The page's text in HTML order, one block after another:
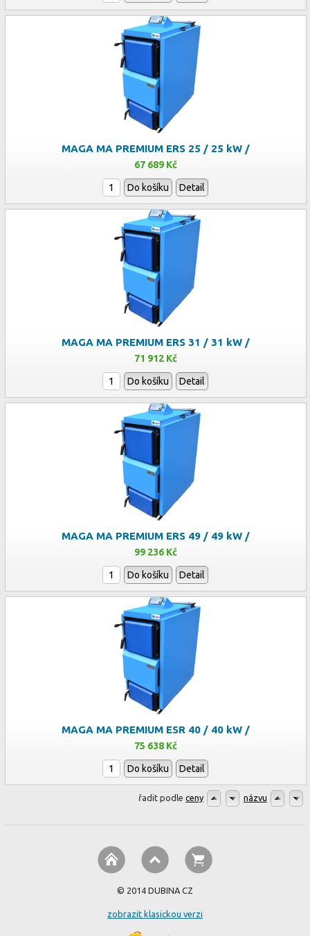
MAGA MA PREMIUM ERS 25 / 25 kW /
67 689 Kč
Do košíku Detail
MAGA MA PREMIUM ERS 31 / 31 kW /
71 912 Kč
Do košíku Detail
MAGA MA PREMIUM ERS 49 / 49 kW /
99 236 Kč
Do košíku Detail
MAGA MA PREMIUM ESR 40 / 40 kW /
75 638 Kč
Do košíku Detail
řadit podle ceny názvu
© 2014 DUBINA CZ
zobrazit klasickou verzi